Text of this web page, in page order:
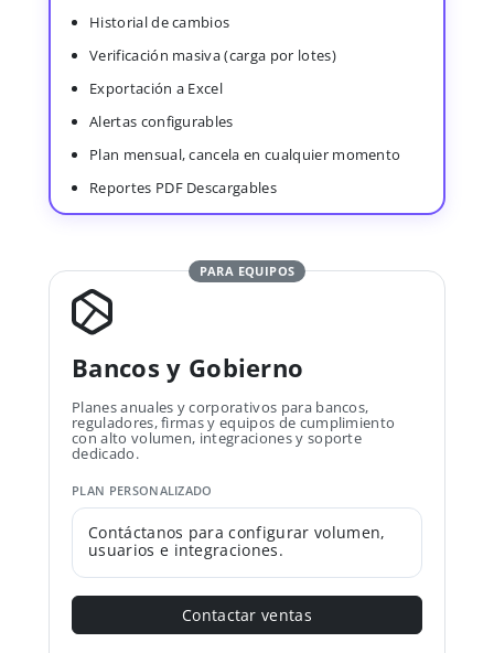
Historial de cambios
Verificación masiva (carga por lotes)
Exportación a Excel
Alertas configurables
Plan mensual, cancela en cualquier momento
Reportes PDF Descargables
PARA EQUIPOS
Bancos y Gobierno
Planes anuales y corporativos para bancos,
reguladores, firmas y equipos de cumplimiento
con alto volumen, integraciones y soporte
dedicado.
PLAN PERSONALIZADO
Contáctanos para configurar volumen,
usuarios e integraciones.
Contactar ventas